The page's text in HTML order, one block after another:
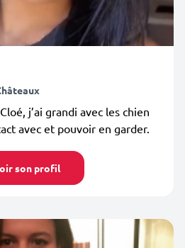
j’ai grandi avec les chien
avec et pouvoir en garder.
son profil